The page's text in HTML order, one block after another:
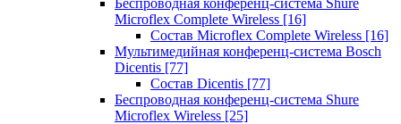
Беспроводная конференц-система Shure
Microflex Complete Wireless [16]
Состав Microflex Complete Wireless [16]
Мультимедийная конференц-система Bosch
Dicentis [77]
Состав Dicentis [77]
Беспроводная конференц-система Shure
Microflex Wireless [25]